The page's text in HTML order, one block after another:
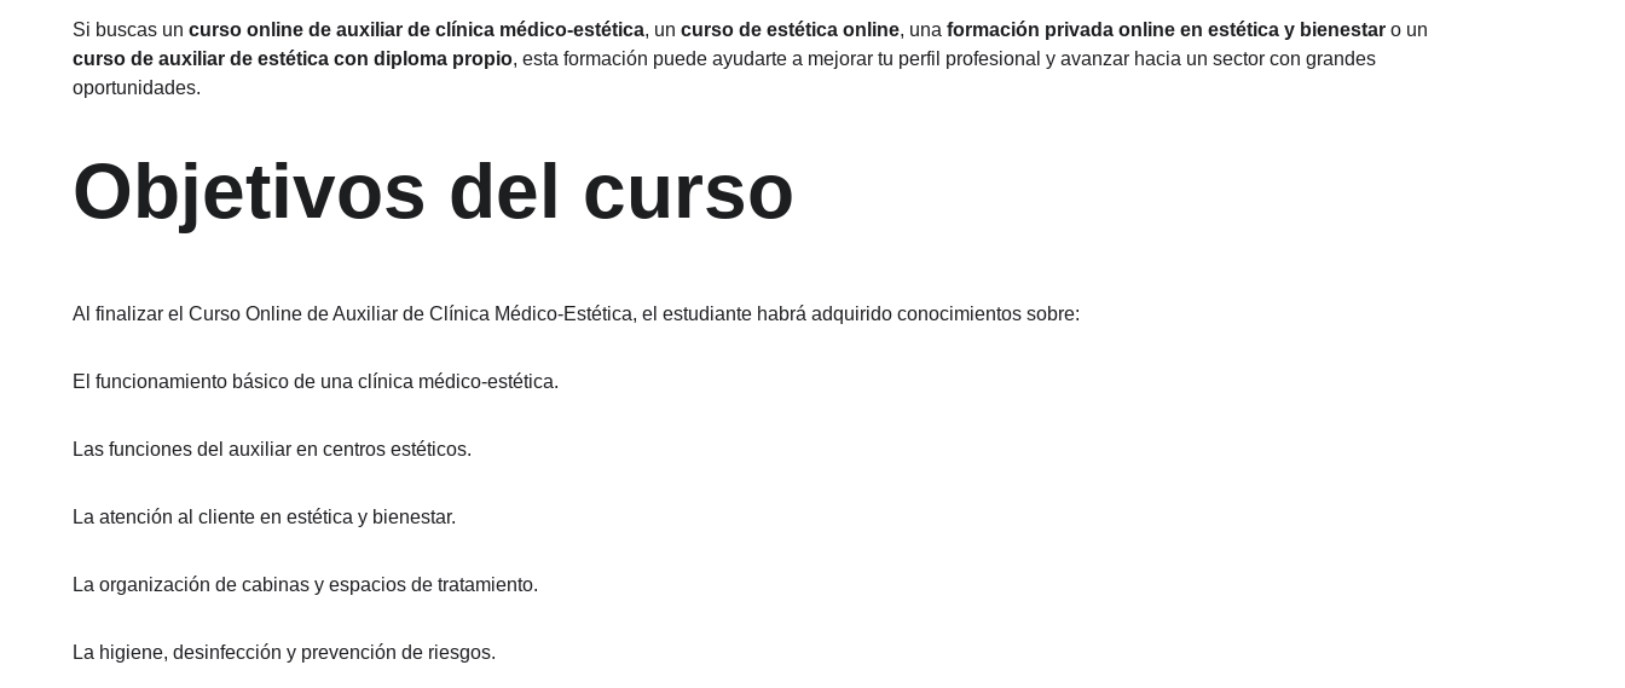
Si buscas un curso online de auxiliar de clínica médico-estética, un curso de estética online, una formación privada online en estética y bienestar o un
curso de auxiliar de estética con diploma propio, esta formación puede ayudarte a mejorar tu perfil profesional y avanzar hacia un sector con grandes
oportunidades.
Objetivos del curso
Al finalizar el Curso Online de Auxiliar de Clínica Médico-Estética, el estudiante habrá adquirido conocimientos sobre:
El funcionamiento básico de una clínica médico-estética.
Las funciones del auxiliar en centros estéticos.
La atención al cliente en estética y bienestar.
La organización de cabinas y espacios de tratamiento.
La higiene, desinfección y prevención de riesgos.